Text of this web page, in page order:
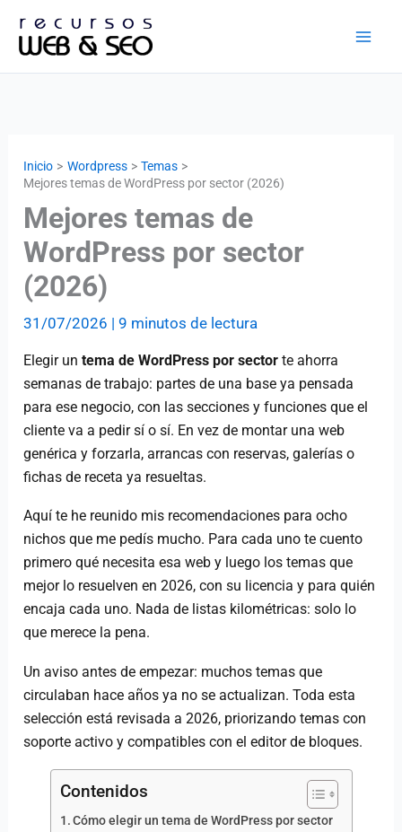
Inicio Wordpress
Temas
Mejores temas de WordPress por sector (2026)
Mejores temas de
WordPress por sector
(2026)
31/07/2026 |9 minutos de lectura
Elegir untema de WordPress por sector te ahorra
semanas de trabajo: partes de una base ya pensada
para ese negocio, con las secciones y funciones que el
cliente va a pedir sí o sí. En vez de montar una web
genérica y forzarla, arrancas con reservas, galerías o
fichas de receta ya resueltas.
Aquí te he reunido mis recomendaciones para ocho
nichos que me pedís mucho. Para cada uno te cuento
primero qué necesita esa web y luego los temas que
mejor lo resuelven en 2026, con su licencia y para quién
encaja cada uno. Nada de listas kilométricas: solo lo
que merece la pena.
Un aviso antes de empezar: muchos temas que
circulaban hace años ya no se actualizan. Toda esta
selección está revisada a 2026, priorizando temas con
soporte activo y compatibles con el editor de bloques.
Contenidos
Cómo elegir un tema de WordPress por sector